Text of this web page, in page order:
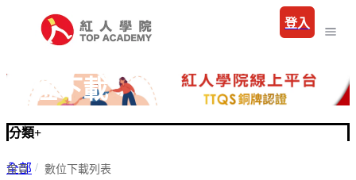
登入
數位下載
分類+
全部
首頁 數位下載列表